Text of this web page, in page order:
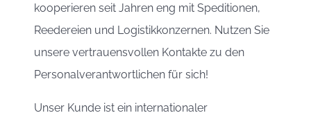
kooperieren seit Jahren eng mit Speditionen,
Reedereien und Logistikkonzernen. Nutzen Sie
unsere vertrauensvollen Kontakte zu den
Personalverantwortlichen für sich!
Unser Kunde ist ein internationaler